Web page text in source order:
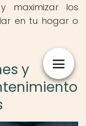
maximizar los
en tu hogar o
y